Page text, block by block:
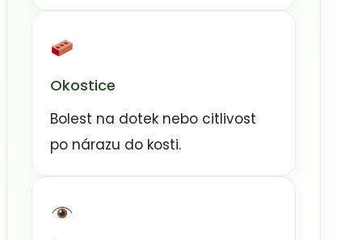
Okostice
Bolest na dotek nebo citlivost
po nárazu do kosti.